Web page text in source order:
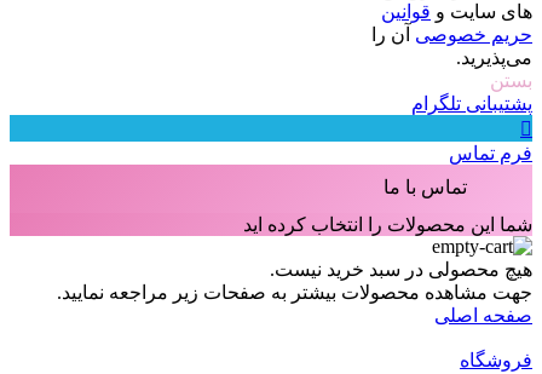
های سایت و قوانین
حریم خصوصی آن را
می‌پذیرید.
بستن
پشتیبانی تلگرام
فرم تماس
تماس با ما
شما این محصولات را انتخاب کرده اید
هیچ محصولی در سبد خرید نیست.
جهت مشاهده محصولات بیشتر به صفحات زیر مراجعه نمایید.
صفحه اصلی
فروشگاه